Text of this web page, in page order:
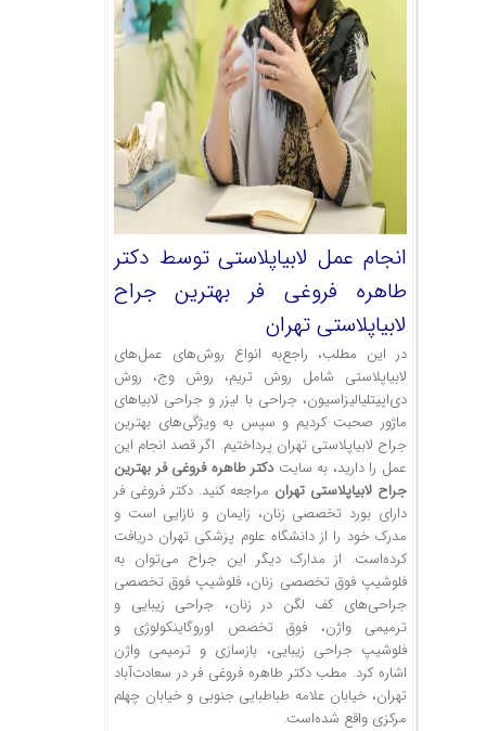
انجام عمل لابیاپلاستی توسط دکتر
طاهره فروغی فر بهترین جراح
لابیاپلاستی تهران
در این مطلب، راجع‌به انواع روش‌های عمل‌های
لابیاپلاستی شامل روش تریم، روش وج، روش
دی‌اپیتلیالیزاسیون، جراحی با لیزر و جراحی لابیاهای
ماژور صحبت کردیم و سپس به ویژگی‌های بهترین
جراح لابیاپلاستی تهران پرداختیم. اگر قصد انجام این
عمل را دارید، به سایتدکتر طاهره فروغی فر بهترین
جراح لابیاپلاستی تهران مراجعه کنید. دکتر فروغی فر
دارای بورد تخصصی زنان، زایمان و نازایی است و
مدرک خود را از دانشگاه علوم پزشکی تهران دریافت
کرده‌است. از مدارک دیگر این جراح می‌توان به
فلوشیپ فوق تخصصی زنان، فلوشیپ فوق تخصصی
جراحی‌های کف لگن در زنان، جراحی زیبایی و
ترمیمی واژن، فوق تخصص اوروگاینکولوژی و
فلوشیپ جراحی زیبایی، بازسازی و ترمیمی واژن
اشاره کرد. مطب دکتر طاهره فروغی فر در سعادت‌آباد
تهران، خیابان علامه طباطبایی جنوبی و خیابان چهلم
مرکزی واقع شده‌است.